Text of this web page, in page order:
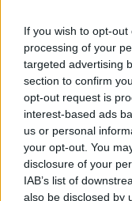
If you wish to opt-
processing of your
targeted advertising
section to confirm
opt-out request is
interest-based ads
us or personal
your opt-out. You
disclosure of your
IAB’s list of
also be disclosed by
Ο
στο σημείο η
και επειδή το
ζήτησε από έναν